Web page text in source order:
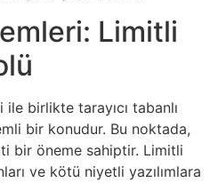
Limitli
birlikte tarayıcı tabanlı
bir konudur. Bu noktada,
bir öneme sahiptir. Limitli
ve kötü niyetli yazılımlara